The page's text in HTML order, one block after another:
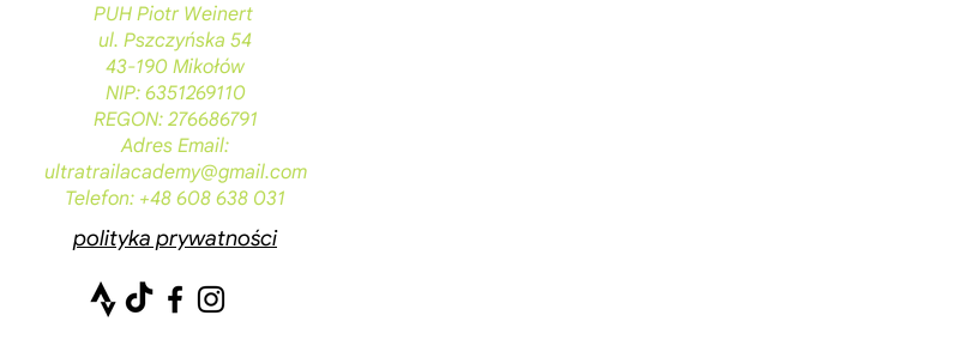
PUH Piotr Weinert
ul. Pszczyńska 54
43-190 Mikołów
NIP: 6351269110
REGON: 276686791
Adres Email:
ultratrailacademy@gmail.com
Telefon: +48 608 638 031
polityka prywatności